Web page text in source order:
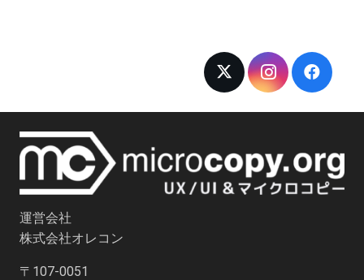
運営会社
株式会社オレコン
〒107-0051